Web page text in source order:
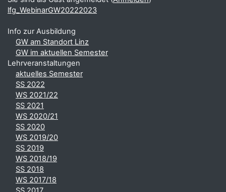
lfg_WebinarGW20222023
Info zur Ausbildung
GW am Standort Linz
GW im aktuellen Semester
Lehrveranstaltungen
aktuelles Semester
SS 2022
WS 2021/22
SS 2021
WS 2020/21
SS 2020
WS 2019/20
SS 2019
WS 2018/19
SS 2018
WS 2017/18